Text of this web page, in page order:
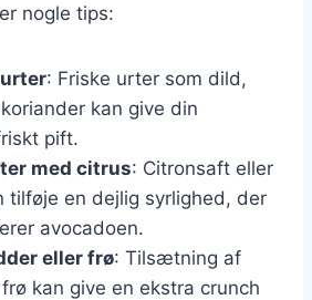
nogle tips:
: Friske urter som dild,
kan give din
pift.
med citrus: Citronsaft eller
tilføje en dejlig syrlighed, der
avocadoen.
eller frø: Tilsætning af
kan give en ekstra crunch